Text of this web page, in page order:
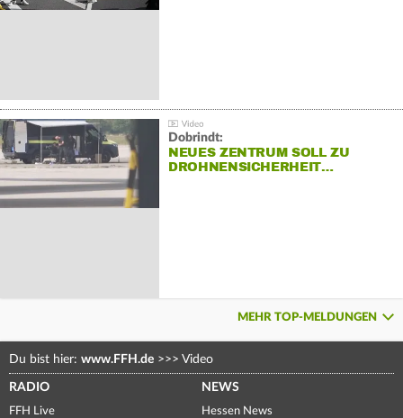
Dobrindt:
NEUES ZENTRUM SOLL ZU
DROHNENSICHERHEIT…
MEHR TOP-MELDUNGEN
Du bist hier: www.FFH.de >>> Video
RADIO
FFH Live
NEWS
Hessen News